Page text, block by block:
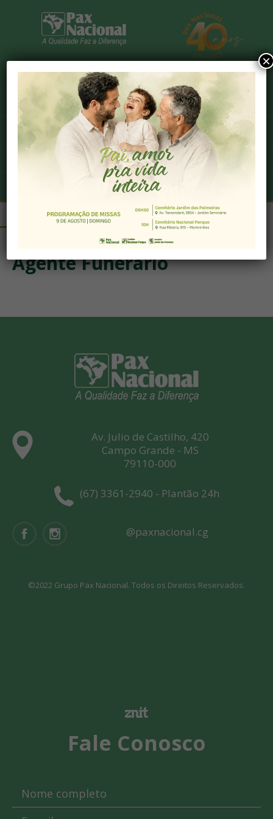
Sobre
Associe-se já
Fale conosco
Trabalhe conosco
Atendimento 24h
VAGAS / AGENTE FUNERÁRIO
Agente Funerário
Av. Julio de Castilho, 420
Campo Grande - MS
79110-000
(67) 3361-2940 - Plantão 24h
@paxnacional.cg
©2022 Grupo Pax Nacional. Todos os Direitos Reservados.
Fale Conosco
×